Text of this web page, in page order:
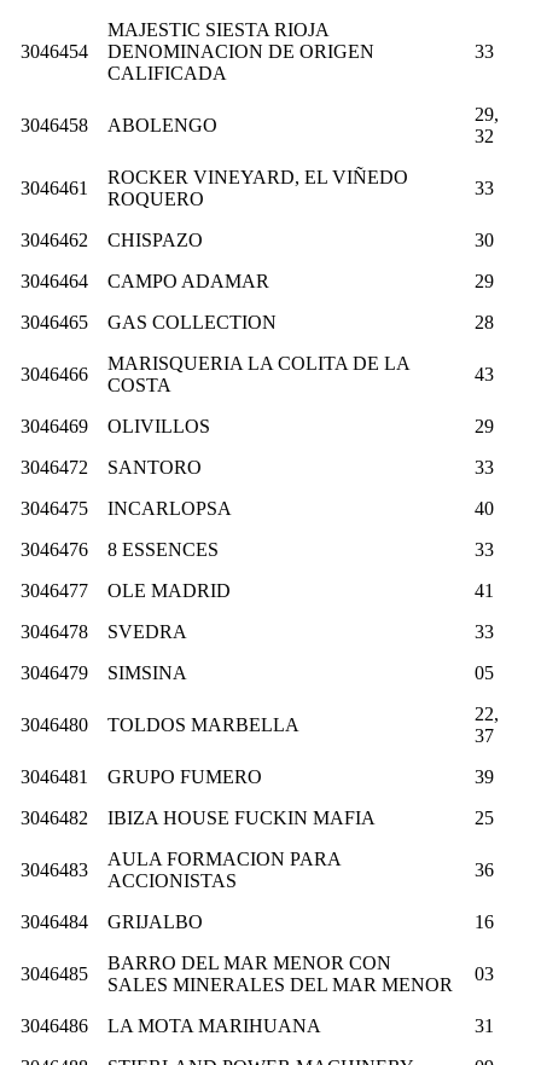
3046454
MAJESTIC SIESTA RIOJA
DENOMINACION DE ORIGEN
CALIFICADA
33
3046458 ABOLENGO
29,
32
3046461
ROCKER VINEYARD, EL VIÑEDO
ROQUERO
33
3046462 CHISPAZO
30
3046464
CAMPO ADAMAR
29
3046465
GAS COLLECTION 28
3046466
MARISQUERIA LA COLITA DE LA
COSTA
43
3046469 OLIVILLOS
29
3046472
SANTORO
33
3046475
INCARLOPSA
40
3046476
8 ESSENCES
33
3046477
OLE MADRID
41
3046478
SVEDRA
33
3046479
SIMSINA 05
3046480 TOLDOS MARBELLA
22,
37
3046481
GRUPO FUMERO
39
3046482
IBIZA HOUSE FUCKIN MAFIA 25
3046483
AULA FORMACION PARA
ACCIONISTAS
36
3046484 GRIJALBO 16
3046485
BARRO DEL MAR MENOR CON
SALES MINERALES DEL MAR MENOR
03
3046486 LA MOTA MARIHUANA
31